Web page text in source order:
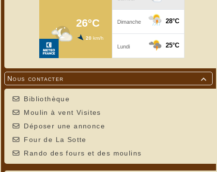

Nous contacter
Bibliothèque
Moulin à vent Visites
Déposer une annonce
Four de La Sotte
Rando des fours et des moulins